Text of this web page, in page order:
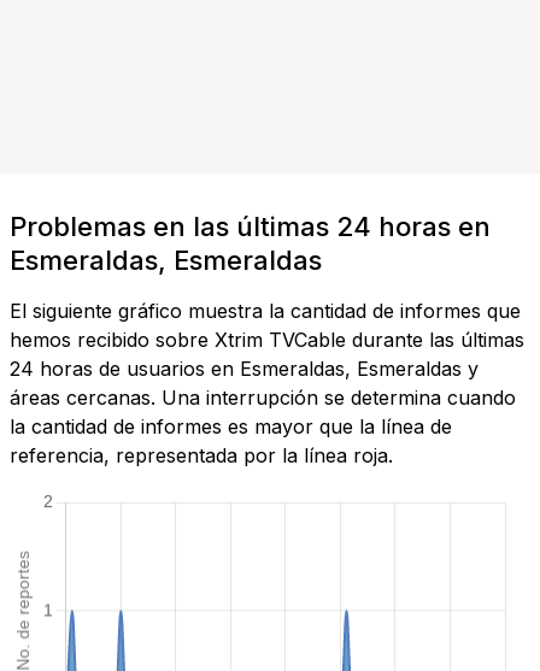
Problemas en las últimas 24 horas en
Esmeraldas, Esmeraldas
El siguiente gráfico muestra la cantidad de informes que
hemos recibido sobre Xtrim TVCable durante las últimas
24 horas de usuarios en Esmeraldas, Esmeraldas y
áreas cercanas. Una interrupción se determina cuando
la cantidad de informes es mayor que la línea de
referencia, representada por la línea roja.